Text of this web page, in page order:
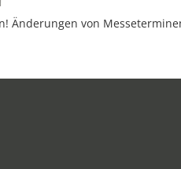
Änderungen von